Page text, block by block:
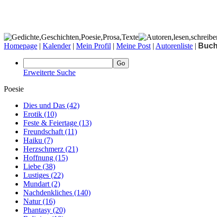
Homepage | Kalender| Mein Profil | Meine Post | Autorenliste |
Erweiterte Suche
Poesie
Dies und Das (42)
Erotik (10)
Feste & Feiertage (13)
Freundschaft (11)
Haiku (7)
Herzschmerz (21)
Hoffnung (15)
Liebe (38)
Lustiges (22)
Mundart (2)
Nachdenkliches (140)
Natur(16)
Phantasy (20)